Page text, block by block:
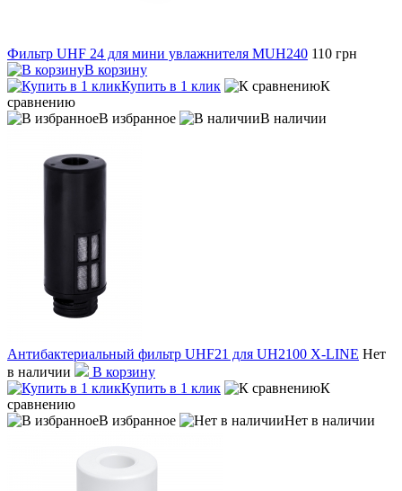
Фильтр UHF 24 для мини увлажнителя MUH240 110 грн
В корзину
Купить в 1 клик
К
сравнению
В избранное
В наличии
Антибактериальный фильтр UHF21 для UH2100 X-LINE Нет
в наличии
В корзину
Купить в 1 клик
К
сравнению
В избранное
Нет в наличии